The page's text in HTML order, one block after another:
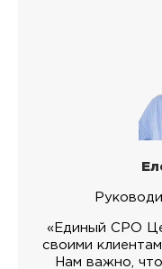
«Единый СРО
своими
Нам важно,